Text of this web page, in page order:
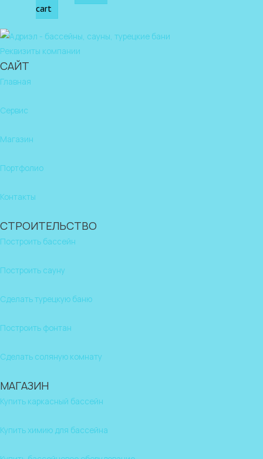
cart
Реквизиты компании
САЙТ
Главная
Сервис
Магазин
Портфолио
Контакты
СТРОИТЕЛЬСТВО
Построить бассейн
Построить сауну
Сделать турецкую баню
Построить фонтан
Сделать соляную комнату
МАГАЗИН
Купить каркасный бассейн
Купить химию для бассейна